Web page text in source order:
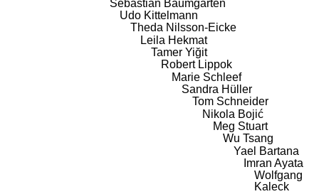
Sebastian Baumgarten
Udo Kittelmann
Theda Nilsson-Eicke
Leila Hekmat
Tamer Yiğit
Robert Lippok
Marie Schleef
Sandra Hüller
Tom Schneider
Nikola Bojić
Meg Stuart
Wu Tsang
Yael Bartana
Imran Ayata
Wolfgang
Kaleck